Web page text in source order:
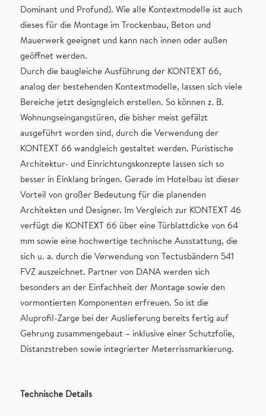
Dominant und Profund). Wie alle Kontextmodelle ist auch
dieses für die Montage im Trockenbau, Beton und
Mauerwerk geeignet und kann nach innen oder außen
geöffnet werden.
Durch die baugleiche Ausführung der KONTEXT 66,
analog der bestehenden Kontextmodelle, lassen sich viele
Bereiche jetzt designgleich erstellen. So können z. B.
Wohnungseingangstüren, die bisher meist gefälzt
ausgeführt worden sind, durch die Verwendung der
KONTEXT 66 wandgleich gestaltet werden. Puristische
Architektur- und Einrichtungskonzepte lassen sich so
besser in Einklang bringen. Gerade im Hotelbau ist dieser
Vorteil von großer Bedeutung für die planenden
Architekten und Designer. Im Vergleich zur KONTEXT 46
verfügt die KONTEXT 66 über eine Türblattdicke von 64
mm sowie eine hochwertige technische Ausstattung, die
sich u. a. durch die Verwendung von Tectusbändern 541
FVZ auszeichnet. Partner von DANA werden sich
besonders an der Einfachheit der Montage sowie den
vormontierten Komponenten erfreuen. So ist die
Aluprofil-Zarge bei der Auslieferung bereits fertig auf
Gehrung zusammengebaut – inklusive einer Schutzfolie,
Distanzstreben sowie integrierter Meterrissmarkierung.
Technische Details